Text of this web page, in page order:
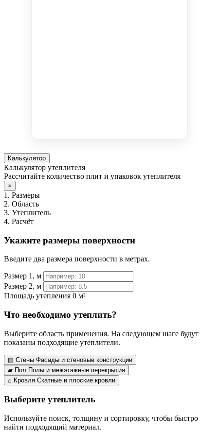
Калькулятор
Калькулятор утеплителя
Рассчитайте количество плит и упаковок утеплителя
×
1. Размеры
2. Область
3. Утеплитель
4. Расчёт
Укажите размеры поверхности
Введите два размера поверхности в метрах.
Размер 1, м
Размер 2, м
Площадь утепления 0 м²
Что необходимо утеплить?
Выберите область применения. На следующем шаге будут
показаны подходящие утеплители.
▤ Стены Фасады и стеновые конструкции
▰ Пол Полы и межэтажные перекрытия
⌂ Кровля Скатные и плоские кровли
Выберите утеплитель
Используйте поиск, толщину и сортировку, чтобы быстро
найти подходящий материал.